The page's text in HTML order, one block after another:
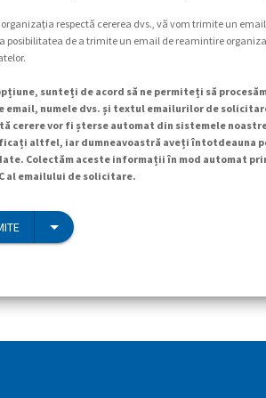
organizația respectă cererea dvs., vă vom trimite un
posibilitatea de a trimite un email de reamintire
sunteți de acord să ne permiteți să
email, numele dvs. și textul emailurilor de
cerere vor fi șterse automat din sistemele
altfel, iar dumneavoastră aveți întotdeauna
Colectăm aceste informații în mod automat
al emailului de solicitare.